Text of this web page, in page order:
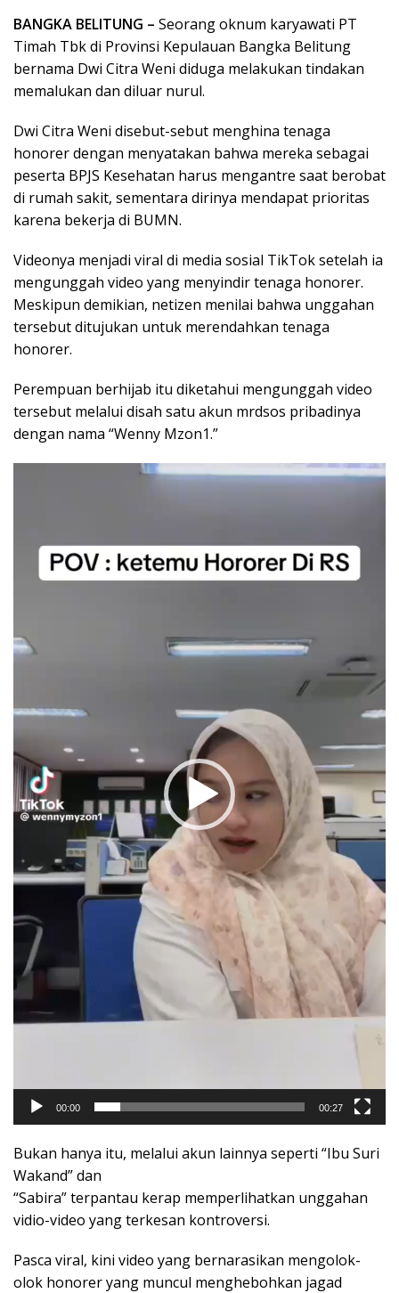
BANGKA BELITUNG – Seorang oknum karyawati PT
Timah Tbk di Provinsi Kepulauan Bangka Belitung
bernama Dwi Citra Weni diduga melakukan tindakan
memalukan dan diluar nurul.
Dwi Citra Weni disebut-sebut menghina tenaga
honorer dengan menyatakan bahwa mereka sebagai
peserta BPJS Kesehatan harus mengantre saat berobat
di rumah sakit, sementara dirinya mendapat prioritas
karena bekerja di BUMN.
Videonya menjadi viral di media sosial TikTok setelah ia
mengunggah video yang menyindir tenaga honorer.
Meskipun demikian, netizen menilai bahwa unggahan
tersebut ditujukan untuk merendahkan tenaga
honorer.
Perempuan berhijab itu diketahui mengunggah video
tersebut melalui disah satu akun mrdsos pribadinya
dengan nama “Wenny Mzon1.”
00:00 00:27
Bukan hanya itu, melalui akun lainnya seperti “Ibu Suri
Wakand” dan
“Sabira” terpantau kerap memperlihatkan unggahan
vidio-video yang terkesan kontroversi.
Pasca viral, kini video yang bernarasikan mengolok-
olok honorer yang muncul menghebohkan jagad